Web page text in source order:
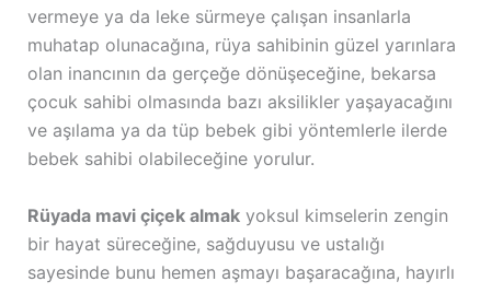
vermeye ya da leke sürmeye çalışan insanlarla
muhatap olunacağına, rüya sahibinin güzel yarınlara
olan inancının da gerçeğe dönüşeceğine, bekarsa
çocuk sahibi olmasında bazı aksilikler yaşayacağını
ve aşılama ya da tüp bebek gibi yöntemlerle ilerde
bebek sahibi olabileceğine yorulur.
Rüyada mavi çiçek almakyoksul kimselerin zengin
bir hayat süreceğine, sağduyusu ve ustalığı
sayesinde bunu hemen aşmayı başaracağına, hayırlı